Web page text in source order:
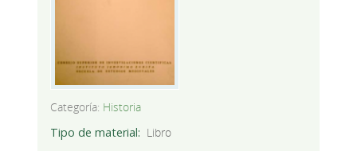
Categoría: Historia
Tipo de material
Libro